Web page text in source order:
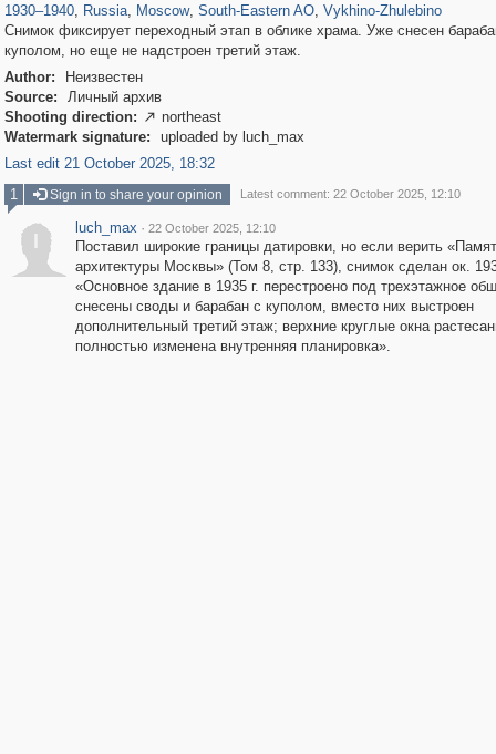
1930–1940, Russia, Moscow, South-Eastern AO, Vykhino-Zhulebino
Снимок фиксирует переходный этап в облике храма. Уже снесен
куполом, но еще не надстроен третий этаж.
Author:
Неизвестен
Source:
Личный архив
Shooting direction:  northeast
Watermark signature:
uploaded by luch_max
Last edit 21 October 2025, 18:32
1
Sign in to share your opinion Latest comment: 22 October 2025, 12:10
luch_max · 22 October 2025, 12:10
Поставил широкие границы датировки, но если верить
архитектуры Москвы» (Том 8, стр. 133), снимок сделан ок.
«Основное здание в 1935 г. перестроено под трехэтажное
снесены своды и барабан с куполом, вместо них выстроен
дополнительный третий этаж; верхние круглые окна
полностью изменена внутренняя планировка».